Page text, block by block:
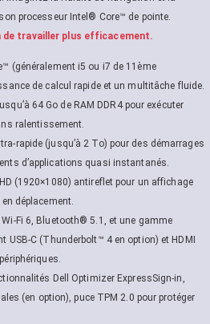
processeur Intel® Core™ de pointe.
de travailler plus efficacement.
(généralement i5 ou i7 de 11ème
de calcul rapide et un multitâche fluide.
64 Go de RAM DDR4 pour exécuter
ralentissement.
rapide (jusqu’à 2 To) pour des démarrages
d’applications quasi instantanés.
(1920×1080) antireflet pour un affichage
déplacement.
Wi-Fi 6, Bluetooth® 5.1, et une gamme
USB-C (Thunderbolt™ 4 en option) et HDMI
Dell Optimizer ExpressSign-in,
(en option), puce TPM 2.0 pour protéger